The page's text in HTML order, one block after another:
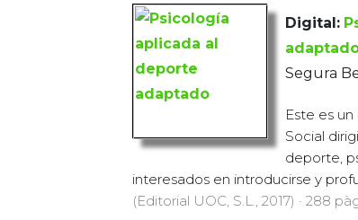
Digital:
Segura
Este es
Social
deporte,
interesados en introducirse y
(Editorial UOC, S.L., 2017) · 288